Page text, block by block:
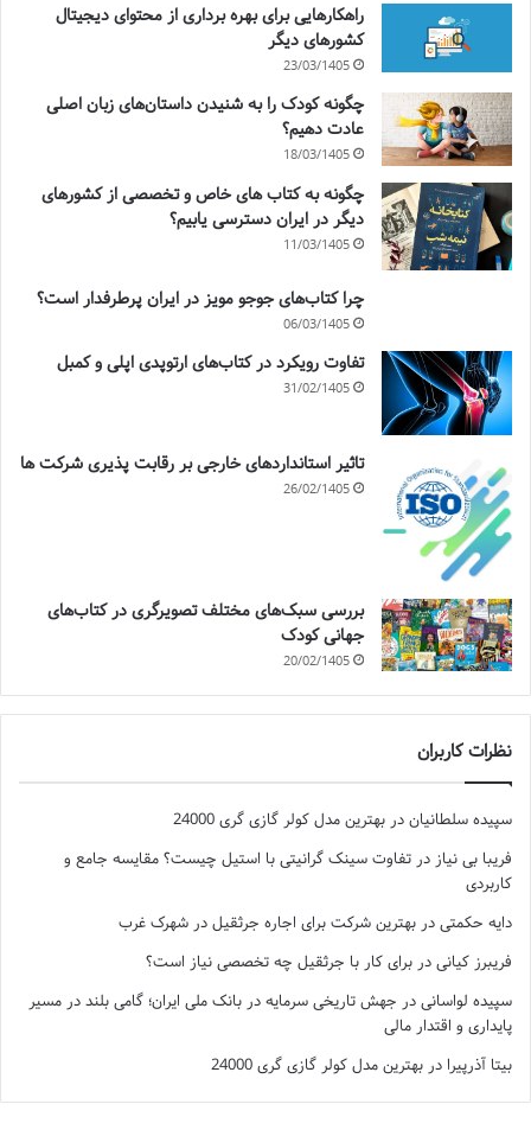
راهکارهایی برای بهره برداری از محتوای دیجیتال
کشورهای دیگر
23/03/1405
چگونه کودک را به شنیدن داستان‌های زبان اصلی
عادت دهیم؟
18/03/1405
چگونه به کتاب های خاص و تخصصی از کشورهای
دیگر در ایران دسترسی یابیم؟
11/03/1405
چرا کتاب‌های جوجو مویز در ایران پرطرفدار است؟
06/03/1405
تفاوت رویکرد در کتاب‌های ارتوپدی اپلی و کمبل
31/02/1405
تاثیر استانداردهای خارجی بر رقابت پذیری شرکت ها
26/02/1405
بررسی سبک‌های مختلف تصویرگری در کتاب‌های
جهانی کودک
20/02/1405
نظرات کاربران
سپیده سلطانیان در بهترین مدل کولر گازی گری 24000
فریبا بی نیاز در تفاوت سینک گرانیتی با استیل چیست؟ مقایسه جامع و
کاربردی
دایه حکمتی در بهترین شرکت برای اجاره جرثقیل در شهرک غرب
فریبرز کیانی در برای کار با جرثقیل چه تخصصی نیاز است؟
سپیده لواسانی در جهش تاریخی سرمایه در بانک ملی ایران؛ گامی بلند در مسیر
پایداری و اقتدار مالی
بیتا آذرپیرا در بهترین مدل کولر گازی گری 24000